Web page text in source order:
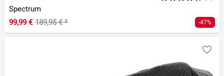
Spectrum
99,99 € 189,95 €² -47%